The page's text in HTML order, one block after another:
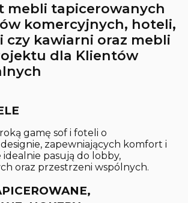
mebli tapicerowanych
komercyjnych, hoteli,
czy kawiarni oraz mebli
dla Klientów
gamę sof i foteli o
zapewniających komfort i
pasują do lobby,
oraz przestrzeni wspólnych.